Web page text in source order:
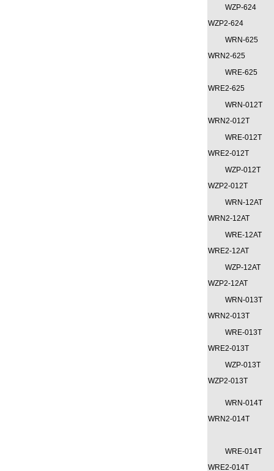
WZP-624
WZP2-624
WRN-625
WRN2-625
WRE-625
WRE2-625
WRN-012T
WRN2-012T
WRE-012T
WRE2-012T
WZP-012T
WZP2-012T
WRN-12AT
WRN2-12AT
WRE-12AT
WRE2-12AT
WZP-12AT
WZP2-12AT
WRN-013T
WRN2-013T
WRE-013T
WRE2-013T
WZP-013T
WZP2-013T
WRN-014T
WRN2-014T
WRE-014T
WRE2-014T